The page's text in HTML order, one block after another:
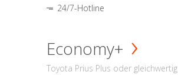
24/7-Hotline
Economy+
Toyota Prius Plus oder gleichwertig